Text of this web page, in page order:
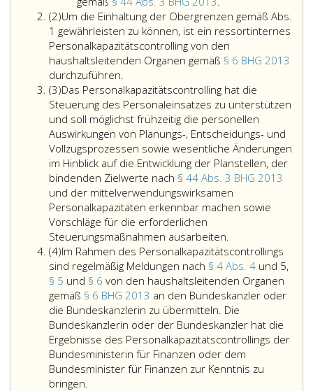
jeweils
geltenden
bindenden
Zielwerte
Paragraph
44,
Absatz
3,
BHG 2013.
(2)Absatz
2
Um die Einhaltung der Obergrenzen gemäß Abs.
1 gewährleisten zu können, ist ein ressortinternes
Personalkapazitätscontrolling von den
haushaltsleitenden Organen gemäß § 6 BHG 2013
durchzuführen.
die
Einhaltung
der
Obergrenzen
gemäß
Absatz
eins,
gewährleisten
zu
können,
ist
ein
ressortinternes
Personalkapazitätscontrolling
von
den
haushaltsleitenden
Organen
gemäß
Paragraph
(3)Absatz
3
Das Personalkapazitätscontrolling hat die
Steuerung des Personaleinsatzes zu unterstützen
und soll möglichst frühzeitig die personellen
Auswirkungen von Planungs-, Entscheidungs- und
Vollzugsprozessen sowie wesentliche Änderungen
im Hinblick auf die Entwicklung der Planstellen, der
bindenden Zielwerte nach § 44 Abs. 3 BHG 2013
und der mittelverwendungswirksamen
Personalkapazitäten erkennbar machen sowie
Vorschläge für die erforderlichen
Steuerungsmaßnahmen ausarbeiten.
hat
die
Steuerung
des
zu
unterstützen
und
(4)Absatz
4
Im Rahmen des Personalkapazitätscontrollings
sind regelmäßig Meldungen nach § 4 Abs. 4 und 5,
§ 5 und § 6 von den haushaltsleitenden Organen
gemäß § 6 BHG 2013 an den Bundeskanzler oder
die Bundeskanzlerin zu übermitteln. Die
Bundeskanzlerin oder der Bundeskanzler hat die
Ergebnisse des Personalkapazitätscontrollings der
Bundesministerin für Finanzen oder dem
Bundesminister für Finanzen zur Kenntnis zu
bringen.